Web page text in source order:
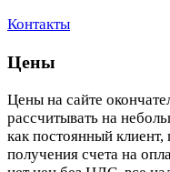
Контакты
Цены
Цены на сайте
рассчитывать на
как постоянный клиент,
получения счета на